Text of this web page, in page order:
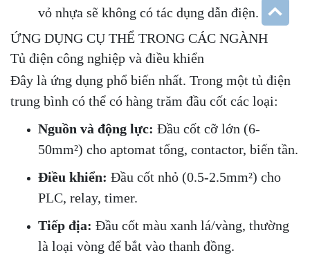
vỏ nhựa sẽ không có tác dụng dẫn điện.
ỨNG DỤNG CỤ THỂ TRONG CÁC NGÀNH
Tủ điện công nghiệp và điều khiển
Đây là ứng dụng phổ biến nhất. Trong một tủ điện
trung bình có thể có hàng trăm đầu cốt các loại:
Nguồn và động lực: Đầu cốt cỡ lớn (6-
50mm²) cho aptomat tổng, contactor, biến tần.
Điều khiển: Đầu cốt nhỏ (0.5-2.5mm²) cho
PLC, relay, timer.
Tiếp địa: Đầu cốt màu xanh lá/vàng, thường
là loại vòng để bắt vào thanh đồng.